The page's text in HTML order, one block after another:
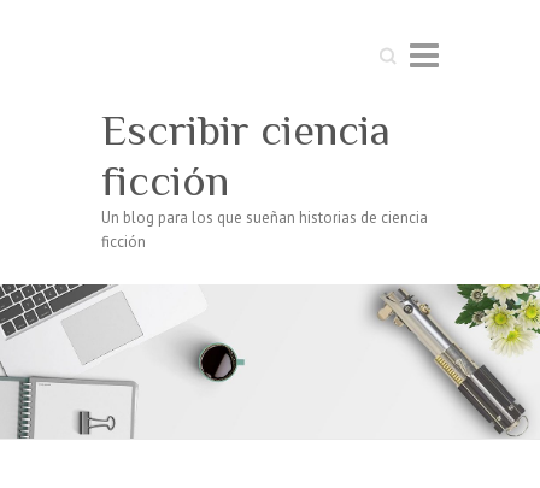
Buscar
Escribir ciencia
ficción
Un blog para los que sueñan historias de ciencia
ficción